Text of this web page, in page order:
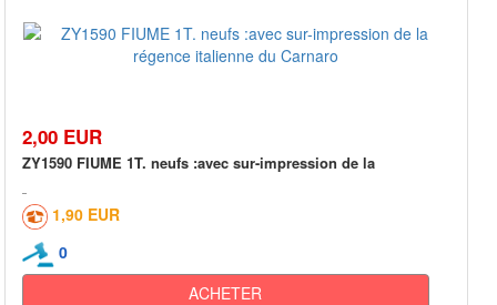
2,00 EUR
ZY1590 FIUME 1T. neufs :avec sur-impression de la
1,90 EUR
0
ACHETER